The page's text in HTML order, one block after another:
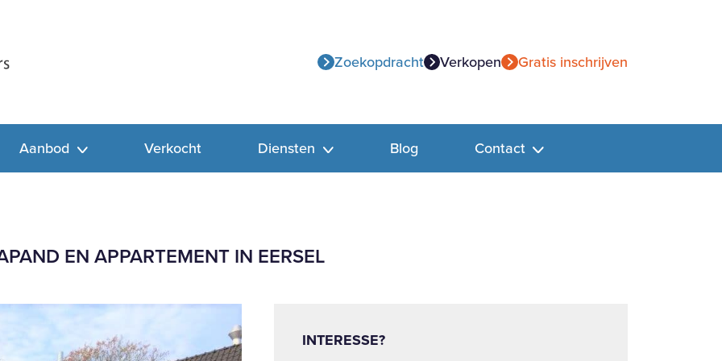
Zoekopdracht Verkopen Gratis inschrijven
Aanbod Verkocht Diensten Blog Contact
EN APPARTEMENT IN EERSEL
INTERESSE?